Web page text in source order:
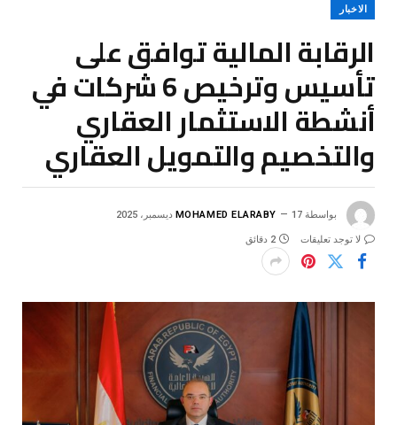
الاخبار
الرقابة المالية توافق على
تأسيس وترخيص 6 شركات في
أنشطة الاستثمار العقاري
والتخصيم والتمويل العقاري
بواسطة MOHAMED ELARABY 17 ديسمبر، 2025
لا توجد تعليقات 2 دقائق